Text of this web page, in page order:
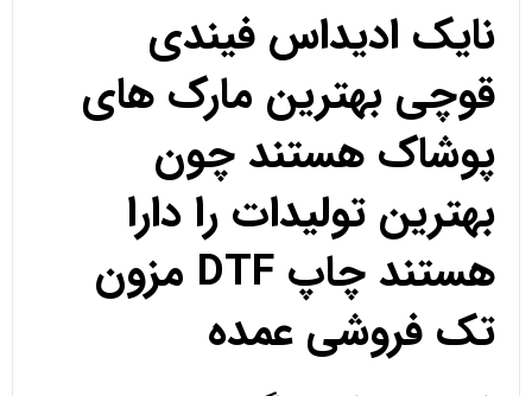
نایک ادیداس فیندی
قوچی بهترین مارک های
پوشاک هستند چون
بهترین تولیدات را دارا
هستند چاپ DTF مزون
تک فروشی عمده